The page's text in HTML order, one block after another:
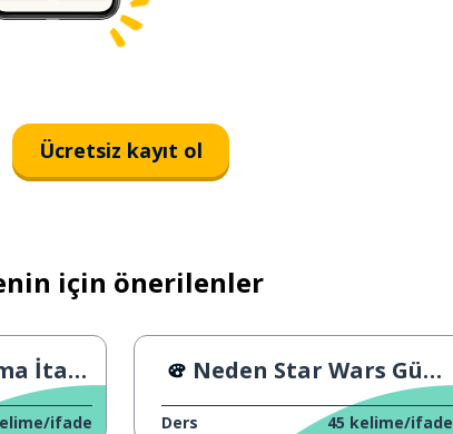
Ücretsiz kayıt ol
için önerilenler
ifade
Neden Star Wars Günü 4 Mayıs'ta?
Ders 45 kelime/ifade